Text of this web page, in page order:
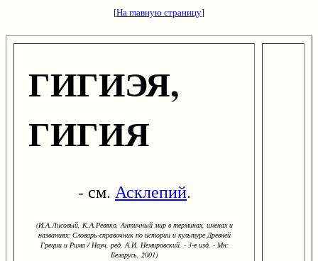
[На главную страницу]
ГИГИЭЯ,
ГИГИЯ
- см. Асклепий.
(И.А.Лисовый, К.А.Ревяко. Античный мир в терминах, именах и
названиях: Словарь-справочник по истории и культуре Древней
Греции и Рима / Науч. ред. А.И. Немировский. - 3-е изд. - Мн:
Беларусь, 2001)